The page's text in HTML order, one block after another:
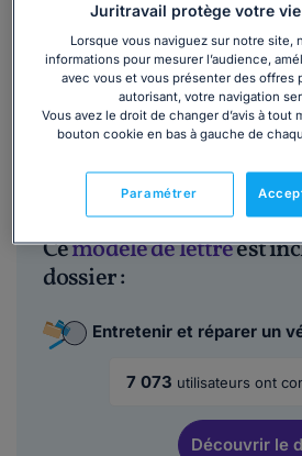
demande.
Vous souhaitez mettre fin à ce
judiciaire en le mettant en demeure
de vous rembourser des frais que
Cemodèle de lettreest
dossier :
Entretenir et réparer un
7 073 utilisateurs ont
Découvrirle
Juritravail protège votre
Lorsque vous naviguez sur notre site,
informations pour mesurer l’audience,
avec vous et vous présenter des offres
autorisant, votre navigation
Vous avez le droit de changer d’avis à tout
bouton cookie en bas à gauche de
Paramétrer